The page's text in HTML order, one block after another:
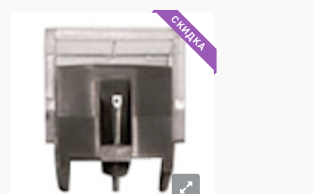
СКИДКА